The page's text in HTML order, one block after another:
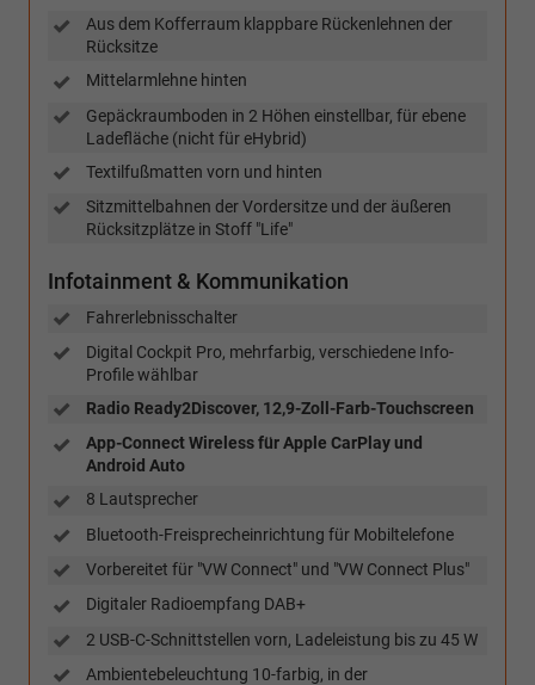
Aus dem Kofferraum klappbare Rückenlehnen der
Rücksitze
Mittelarmlehne hinten
Gepäckraumboden in 2 Höhen einstellbar, für ebene
Ladefläche (nicht für eHybrid)
Textilfußmatten vorn und hinten
Sitzmittelbahnen der Vordersitze und der äußeren
Rücksitzplätze in Stoff "Life"
Infotainment & Kommunikation
Fahrerlebnisschalter
Digital Cockpit Pro, mehrfarbig, verschiedene Info-
Profile wählbar
Radio Ready2Discover, 12,9-Zoll-Farb-Touchscreen
App-Connect Wireless für Apple CarPlay und
Android Auto
8 Lautsprecher
Bluetooth-Freisprecheinrichtung für Mobiltelefone
Vorbereitet für "VW Connect" und "VW Connect Plus"
Digitaler Radioempfang DAB+
2 USB-C-Schnittstellen vorn, Ladeleistung bis zu 45 W
Ambientebeleuchtung 10-farbig, in der